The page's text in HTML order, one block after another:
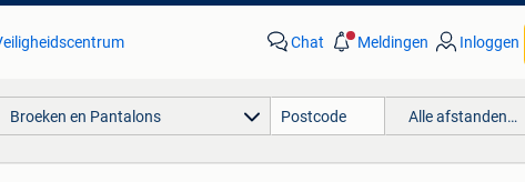
Chat Meldingen Inloggen
Broeken en Pantalons Alle afstanden…